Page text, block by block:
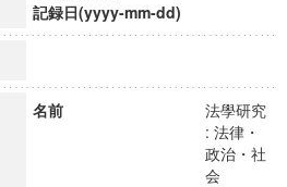
記録日(yyyy-mm-dd)
名前
法學研究
: 法律・
政治・社
会